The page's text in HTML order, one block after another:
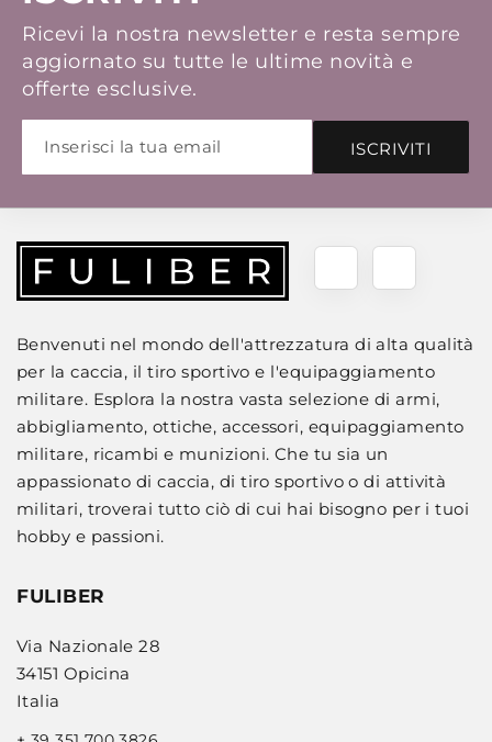
Ricevi la nostra newsletter e resta sempre
aggiornato su tutte le ultime novità e
offerte esclusive.
ISCRIVITI
Benvenuti nel mondo dell'attrezzatura di alta qualità
per la caccia, il tiro sportivo e l'equipaggiamento
militare. Esplora la nostra vasta selezione di armi,
abbigliamento, ottiche, accessori, equipaggiamento
militare, ricambi e munizioni. Che tu sia un
appassionato di caccia, di tiro sportivo o di attività
militari, troverai tutto ciò di cui hai bisogno per i tuoi
hobby e passioni.
FULIBER
Via Nazionale 28
34151 Opicina
Italia